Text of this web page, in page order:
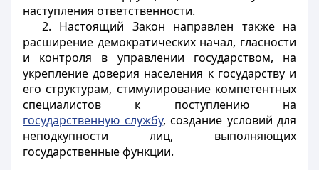
наступления ответственности.
2. Настоящий Закон направлен также на
расширение демократических начал, гласности
и контроля в управлении государством, на
укрепление доверия населения к государству и
его структурам, стимулирование компетентных
специалистов к поступлению на
государственную службу, создание условий для
неподкупности лиц, выполняющих
государственные функции.